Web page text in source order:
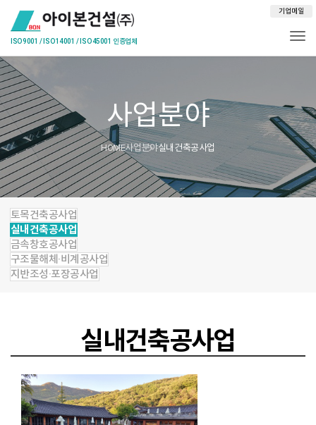
기업메일
사업분야
HOME사업분야실내건축공사업
토목건축공사업
실내건축공사업
금속창호공사업
구조물해체·비계공사업
지반조성·포장공사업
실내건축공사업